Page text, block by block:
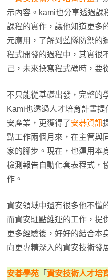
示內容。kami也分享透過課
課程的實作，讓他知道更多
元應用，了解到藍隊防禦的
程式開發的過程中，其實很
己，未來撰寫程式碼時，要
不只能從基礎出發，完整的
Kami也透過人才培育計畫
安產業，更獲得了安碁資訊
點工作兩個月來，在主管與
家的腳步。現在，也運用本
檢測報告自動化套表程式，
作。
資安領域中還有很多他不懂
而資安駐點維運的工作，提
更多經驗後，好好的結合本
向更專精深入的資安技術發
安碁學苑 「 資安技術人才培